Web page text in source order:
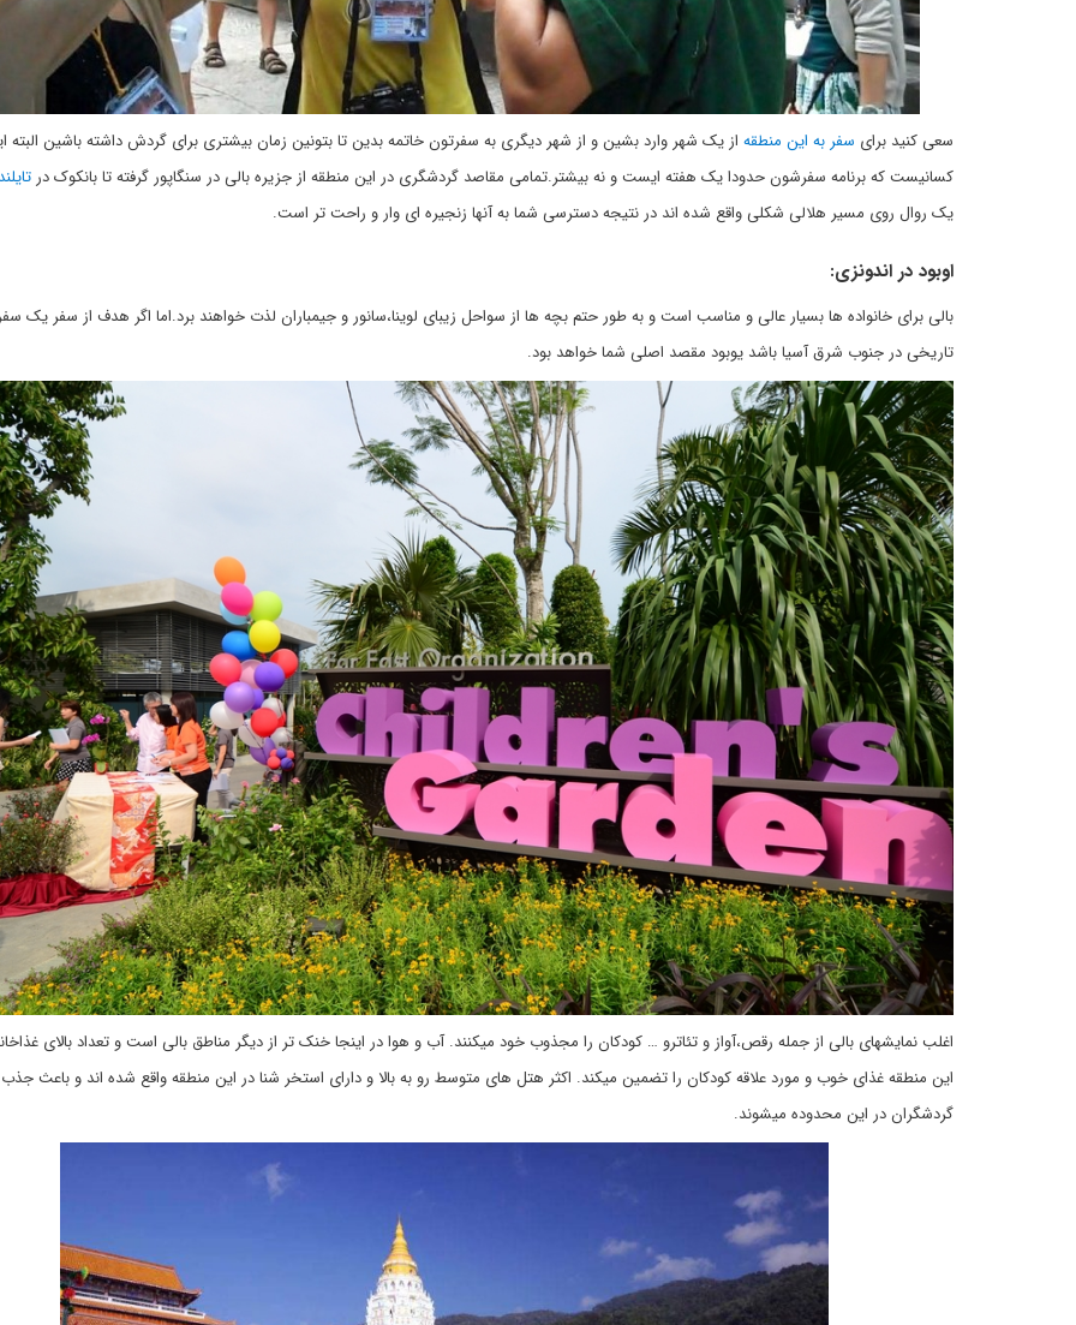
سعی کنید برای سفر به این منطقه از یک شهر وارد بشین و از شهر دیگری به سفرتون خاتمه بدین تا بتونین زمان بیشتری برای گردش داشته باشین البته
کسانیست که برنامه سفرشون حدودا یک هفته ایست و نه بیشتر.تمامی مقاصد گردشگری در این منطقه از جزیره بالی در سنگاپور گرفته تا بانکوک در تایلند
یک روال روی مسیر هلالی شکلی واقع شده اند در نتیجه دسترسی شما به آنها زنجیره ای وار و راحت تر است.
اوبود در اندونزی:
بالی برای خانواده ها بسیار عالی و مناسب است و به طور حتم بچه ها از سواحل زیبای لوینا،سانور و جیمباران لذت خواهند برد.اما اگر هدف از سفر یک
تاریخی در جنوب شرق آسیا باشد یوبود مقصد اصلی شما خواهد بود.
اغلب نمایشهای بالی از جمله رقص،آواز و تئاترو … کودکان را مجذوب خود میکنند. آب و هوا در اینجا خنک تر از دیگر مناطق بالی است و تعداد بالای
این منطقه غذای خوب و مورد علاقه کودکان را تضمین میکند. اکثر هتل های متوسط رو به بالا و دارای استخر شنا در این منطقه واقع شده اند و باعث جذب
گردشگران در این محدوده میشوند.